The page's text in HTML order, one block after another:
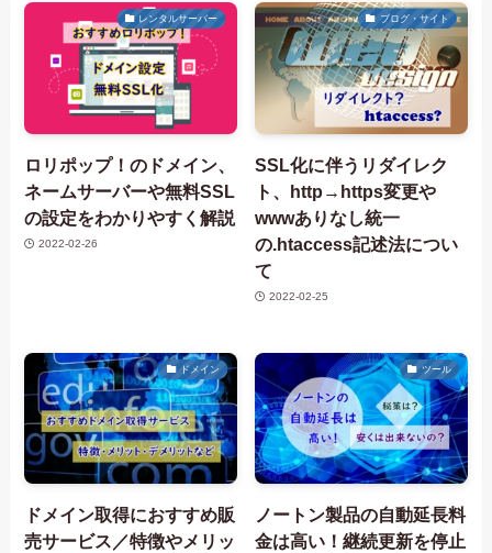
レンタルサーバー
ロリポップ！のドメイン、
ネームサーバーや無料SSL
の設定をわかりやすく解説
2022-02-26
ブログ・サイト
SSL化に伴うリダイレク
ト、http→https変更や
wwwありなし統一
の.htaccess記述法につい
て
2022-02-25
ドメイン
ドメイン取得におすすめ販
売サービス／特徴やメリッ
ツール
ノートン製品の自動延長料
金は高い！継続更新を停止